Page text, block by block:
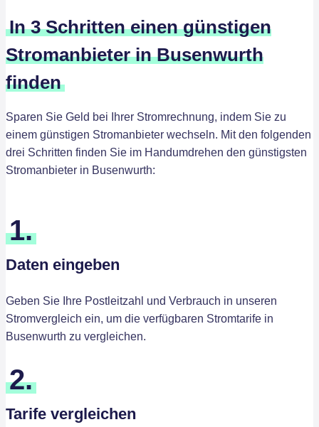
In 3 Schritten einen günstigen
Stromanbieter in Busenwurth
finden
Sparen Sie Geld bei Ihrer Stromrechnung, indem Sie zu
einem günstigen Stromanbieter wechseln. Mit den folgenden
drei Schritten finden Sie im Handumdrehen den günstigsten
Stromanbieter in Busenwurth:
1.
Daten eingeben
Geben Sie Ihre Postleitzahl und Verbrauch in unseren
Stromvergleich ein, um die verfügbaren Stromtarife in
Busenwurth zu vergleichen.
2.
Tarife vergleichen